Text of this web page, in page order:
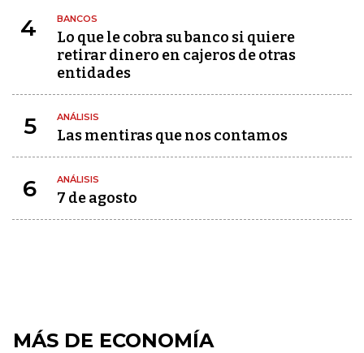
4 BANCOS
Lo que le cobra su banco si quiere
retirar dinero en cajeros de otras
entidades
5 ANÁLISIS
Las mentiras que nos contamos
6 ANÁLISIS
7 de agosto
MÁS DE ECONOMÍA